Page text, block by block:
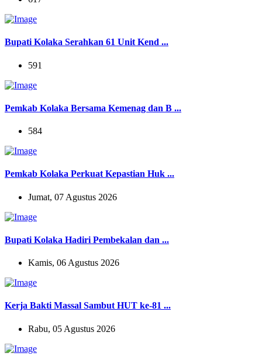
Bupati Kolaka Serahkan 61 Unit Kend ...
591
Pemkab Kolaka Bersama Kemenag dan B ...
584
Pemkab Kolaka Perkuat Kepastian Huk ...
Jumat, 07 Agustus 2026
Bupati Kolaka Hadiri Pembekalan dan ...
Kamis, 06 Agustus 2026
Kerja Bakti Massal Sambut HUT ke-81 ...
Rabu, 05 Agustus 2026